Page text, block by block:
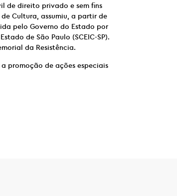
de direito privado e sem fins
Cultura, assumiu, a partir de
pelo Governo do Estado por
de São Paulo (SCEIC-SP).
da Resistência.
a promoção de ações especiais